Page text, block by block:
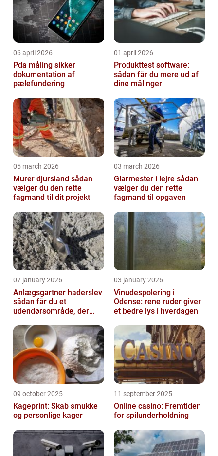
06 april 2026
Pda måling sikker
dokumentation af
pælefundering
01 april 2026
Produkttest software:
sådan får du mere ud af
dine målinger
05 march 2026
Murer djursland sådan
vælger du den rette
fagmand til dit projekt
03 march 2026
Glarmester i lejre sådan
vælger du den rette
fagmand til opgaven
07 january 2026
Anlægsgartner haderslev
sådan får du et
udendørsområde, der
03 january 2026
Vinudespolering i
Odense: rene ruder giver
et bedre lys i hverdagen
09 october 2025
Kageprint: Skab smukke
og personlige kager
11 september 2025
Online casino: Fremtiden
for spilunderholdning